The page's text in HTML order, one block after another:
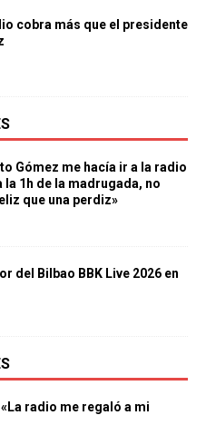
cobra más que el presidente
Gómez me hacía ir a la radio
la 1h de la madrugada, no
que una perdiz»
del Bilbao BBK Live 2026 en
radio me regaló a mi